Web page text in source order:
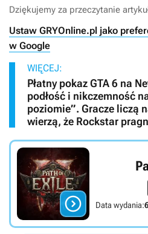
Dziękujemy za przeczytanie
Ustaw GRYOnline.pl jako
w Google
WIĘCEJ:
Płatny pokaz GTA 6 na
podłość i nikczemność
poziomie”. Gracze liczą
wierzą, że Rockstar
 Data wydania: